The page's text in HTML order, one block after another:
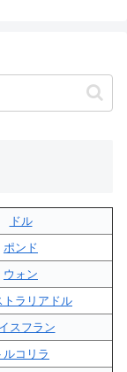
ドル
ポンド
ウォン
トラリアドル
スフラン
ルコリラ